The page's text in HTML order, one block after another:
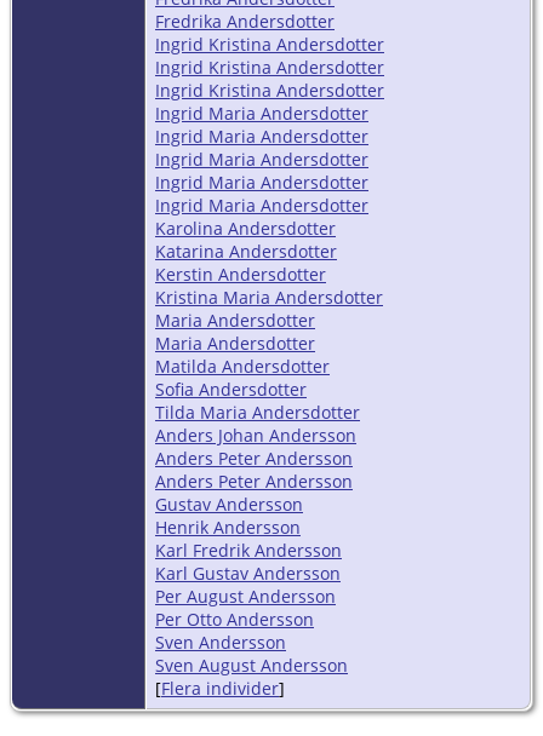
Fredrika Andersdotter
Ingrid Kristina Andersdotter
Ingrid Kristina Andersdotter
Ingrid Kristina Andersdotter
Ingrid Maria Andersdotter
Ingrid Maria Andersdotter
Ingrid Maria Andersdotter
Ingrid Maria Andersdotter
Ingrid Maria Andersdotter
Karolina Andersdotter
Katarina Andersdotter
Kerstin Andersdotter
Kristina Maria Andersdotter
Maria Andersdotter
Maria Andersdotter
Matilda Andersdotter
Sofia Andersdotter
Tilda Maria Andersdotter
Anders Johan Andersson
Anders Peter Andersson
Anders Peter Andersson
Gustav Andersson
Henrik Andersson
Karl Fredrik Andersson
Karl Gustav Andersson
Per August Andersson
Per Otto Andersson
Sven Andersson
Sven August Andersson
[Flera individer]